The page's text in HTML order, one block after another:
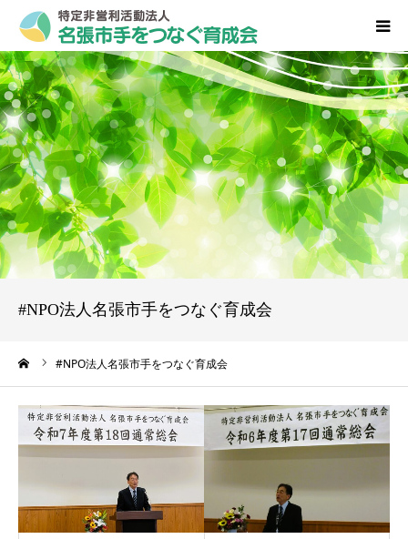
#NPO法人名張市手をつなぐ育成会
#NPO法人名張市手をつなぐ育成会
HOME
私たちについて
事業内容
入会･募集のご案内
お問い合わせ